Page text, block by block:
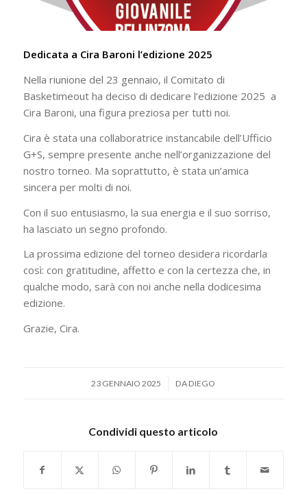
Dedicata a Cira Baroni l’edizione 2025
Nella riunione del 23 gennaio, il Comitato di
Basketimeout ha deciso di dedicare l’edizione 2025 a
Cira Baroni, una figura preziosa per tutti noi.
Cira è stata una collaboratrice instancabile dell’Ufficio
G+S, sempre presente anche nell’organizzazione del
nostro torneo. Ma soprattutto, è stata un’amica
sincera per molti di noi.
Con il suo entusiasmo, la sua energia e il suo sorriso,
ha lasciato un segno profondo.
La prossima edizione del torneo desidera ricordarla
così: con gratitudine, affetto e con la certezza che, in
qualche modo, sarà con noi anche nella dodicesima
edizione.
Grazie, Cira.
23 GENNAIO 2025
/ DA DIEGO
Condividi questo articolo